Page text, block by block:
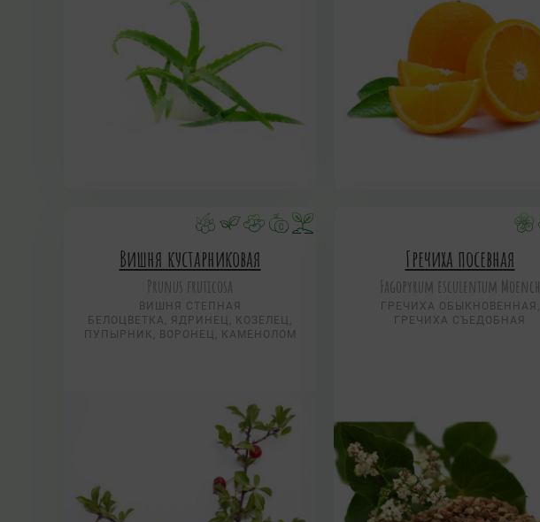
Вишня кустарниковая
Prunus fruticosa
ВИШНЯ СТЕПНАЯ
БЕЛОЦВЕТКА, ЯДРИНЕЦ, КОЗЕЛЕЦ,
ПУПЫРНИК, ВОРОНЕЦ, КАМЕНОЛОМ
Гречиха посевная
Fagopyrum esculentum Moench
ГРЕЧИХА ОБЫКНОВЕННАЯ,
ГРЕЧИХА СЪЕДОБНАЯ